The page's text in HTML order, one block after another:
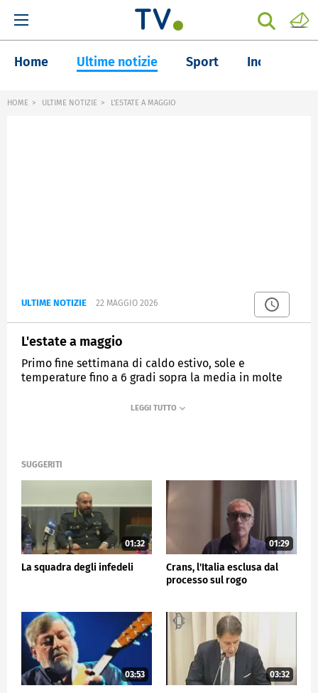
Home Ultime notizie Sport Inchieste
HOME ULTIME NOTIZIE L'ESTATE A MAGGIO
ULTIME NOTIZIE 22 MAGGIO 2026
L'estate a maggio
Primo fine settimana di caldo estivo, sole e
temperature fino a 6 gradi sopra la media in molte
SUGGERITI
01:32
La squadra degli infedeli
01:29
Crans, l'Italia esclusa dal
processo sul rogo
03:53 03:32